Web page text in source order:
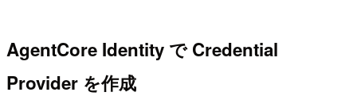
AgentCore Identity で Credential
Provider を作成